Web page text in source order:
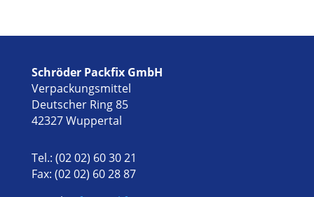
Schröder Packfix GmbH
Verpackungsmittel
Deutscher Ring 85
42327 Wuppertal
Tel.: (02 02) 60 30 21
Fax: (02 02) 60 28 87